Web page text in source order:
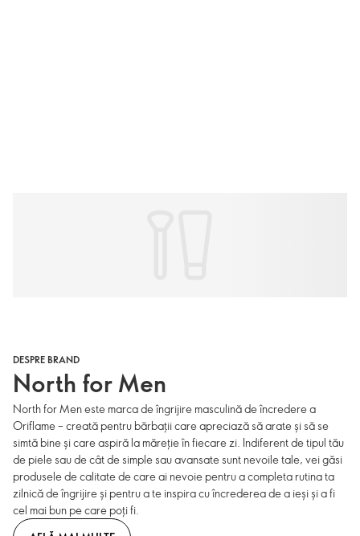
DESPRE BRAND
North for Men
North for Men este marca de îngrijire masculină de încredere a
Oriflame – creată pentru bărbații care apreciază să arate și să se
simtă bine și care aspiră la măreție în fiecare zi. Indiferent de tipul tău
de piele sau de cât de simple sau avansate sunt nevoile tale, vei găsi
produsele de calitate de care ai nevoie pentru a completa rutina ta
zilnică de îngrijire și pentru a te inspira cu încrederea de a ieși și a fi
cel mai bun pe care poți fi.